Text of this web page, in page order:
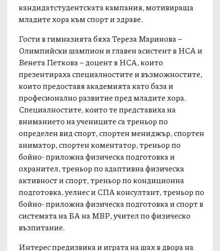
подрастващите в навечерието на
кандидатстудентската кампания, мотивираща
младите хора към спорт и здраве.
Гости в гимназията бяха Тереза Маринова –
Олимпийски шампион и главен асистент в НСА и
Венета Петкова – доцент в НСА, които
презентираха специалностите и възможностите,
които предоставя академията като база и
професионално развитие пред младите хора.
Специалностите, които те представиха на
вниманието на учениците са треньор по
определен вид спорт, спортен мениджър, спортен
аниматор, спортен коментатор, треньор по
бойно- приложна физическа подготовка и
охранител, треньор по адаптивна физическа
активност и спорт, треньор по кондиционна
подготовка, уелнес и СПА консултант, треньор по
бойно- приложна физическа подготовка и спорт в
системата на БА на МВР, учител по физическо
възпитание.